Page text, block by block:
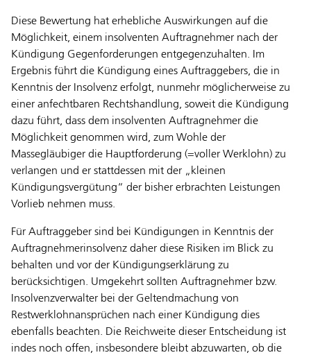
Diese Bewertung hat erhebliche Auswirkungen auf die
Möglichkeit, einem insolventen Auftragnehmer nach der
Kündigung Gegenforderungen entgegenzuhalten. Im
Ergebnis führt die Kündigung eines Auftraggebers, die in
Kenntnis der Insolvenz erfolgt, nunmehr möglicherweise zu
einer anfechtbaren Rechtshandlung, soweit die Kündigung
dazu führt, dass dem insolventen Auftragnehmer die
Möglichkeit genommen wird, zum Wohle der
Massegläubiger die Hauptforderung (=voller Werklohn) zu
verlangen und er stattdessen mit der „kleinen
Kündigungsvergütung“ der bisher erbrachten Leistungen
Vorlieb nehmen muss.
Für Auftraggeber sind bei Kündigungen in Kenntnis der
Auftragnehmerinsolvenz daher diese Risiken im Blick zu
behalten und vor der Kündigungserklärung zu
berücksichtigen. Umgekehrt sollten Auftragnehmer bzw.
Insolvenzverwalter bei der Geltendmachung von
Restwerklohnansprüchen nach einer Kündigung dies
ebenfalls beachten. Die Reichweite dieser Entscheidung ist
indes noch offen, insbesondere bleibt abzuwarten, ob die